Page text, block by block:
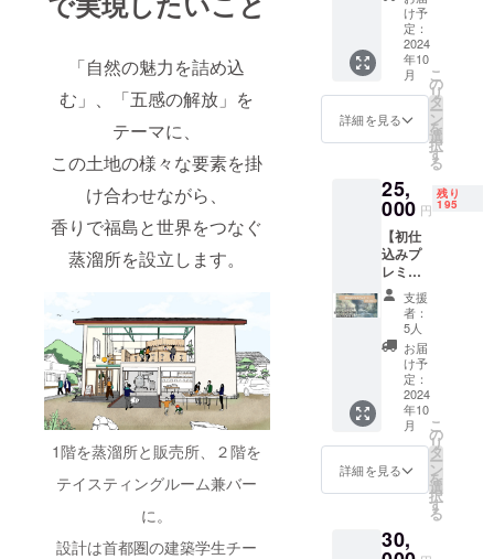
「自然の魅力を詰め込
む」、「五感の解放」を
テーマに、
この土地の様々な要素を掛
け合わせながら、
香りで福島と世界をつなぐ
蒸溜所を設立します。
1階を蒸溜所と販売所、２階を
テイスティングルーム兼バー
に。
設計は首都圏の建築学生チー
オープ
ニング
パー
ティー
参加チ
ケット
（1枚）
限定の
開業記
念パー
ティー
にご招
待しま
す。
2024年
9月頃、
川内村
の蒸溜
所にて
開催予
定で
す。 ●
ナルT
シャツ
naturad
ロゴ入
カー（1
枚）
naturad
istillの
オリジ
ナルス
テッ
す。 ●
お礼の
（1枚）
心を込
めて感
謝のお
手紙を
お送り
しま
す。 ●
オープ
ニング
パー
ティ参
加チ
ケット
（1枚）
関係者
け予
定：
2024
年10
月
詳細を見る
こ
の
リ
タ
ー
ン
を
選
択
す
る
25,
000 円
残り
195
【初仕
込みプ
レミア
ムコー
ス】 ●
オリジ
ナルス
テッ
カー（1
枚）
naturad
istillの
オリジ
ナルス
テッ
しま
す。 ●
支援
者：
5人
お届
け予
定：
2024
年10
月
詳細を見る
こ
の
リ
タ
ー
ン
を
選
択
す
る
30,